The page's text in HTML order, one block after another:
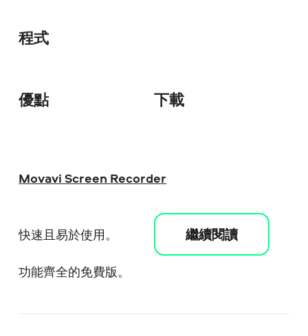
程式
優點 下載
Movavi Screen Recorder
快速且易於使用。
功能齊全的免費版。
繼續閱讀